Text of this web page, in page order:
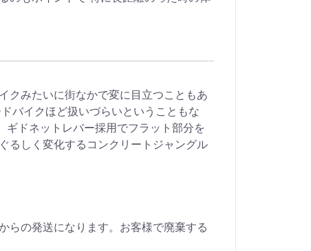
クみたいに街なかで変に目立つこともあ
バイクほど扱いづらいということもな
ギドネットレバー採用でフラット部分を
るしく変化するコンクリートジャングル
らの発送になります。お客様で廃棄する